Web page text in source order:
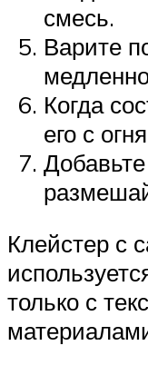
смесь.
Варите
Когда
его с
Клейстер с
только с